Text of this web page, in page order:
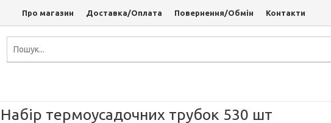
Про магазин Доставка/Оплата Повернення/Обмін Контакти
Набір термоусадочних трубок 530 шт